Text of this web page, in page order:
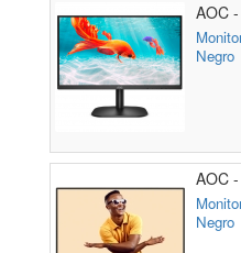
AOC
Negro
AOC
Negro